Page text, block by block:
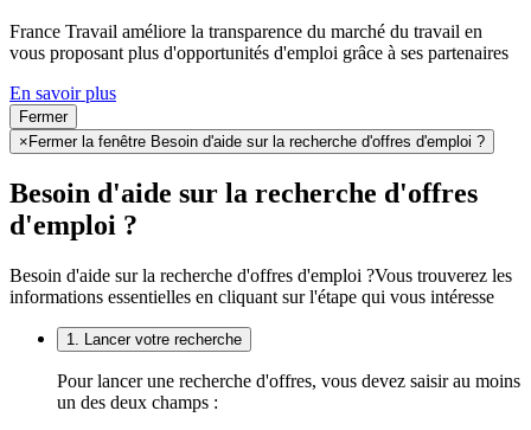
France Travail améliore la transparence du marché du travail en
vous proposant plus d'opportunités d'emploi grâce à ses partenaires
En savoir plus
Fermer
× Fermer la fenêtre Besoin d'aide sur la recherche d'offres d'emploi ?
Besoin d'aide sur la recherche d'offres
d'emploi ?
Besoin d'aide sur la recherche d'offres d'emploi ?Vous trouverez les
informations essentielles en cliquant sur l'étape qui vous intéresse
1. Lancer votre recherche
Pour lancer une recherche d'offres, vous devez saisir au moins
un des deux champs :